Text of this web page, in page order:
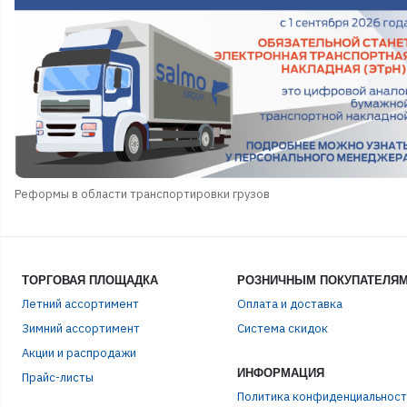
Реформы в области транспортировки грузов
ТОРГОВАЯ ПЛОЩАДКА
Летний ассортимент
Зимний ассортимент
Акции и распродажи
Прайс-листы
РОЗНИЧНЫМ
Оплата и доставка
Система скидок
ИНФОРМАЦИЯ
Политика